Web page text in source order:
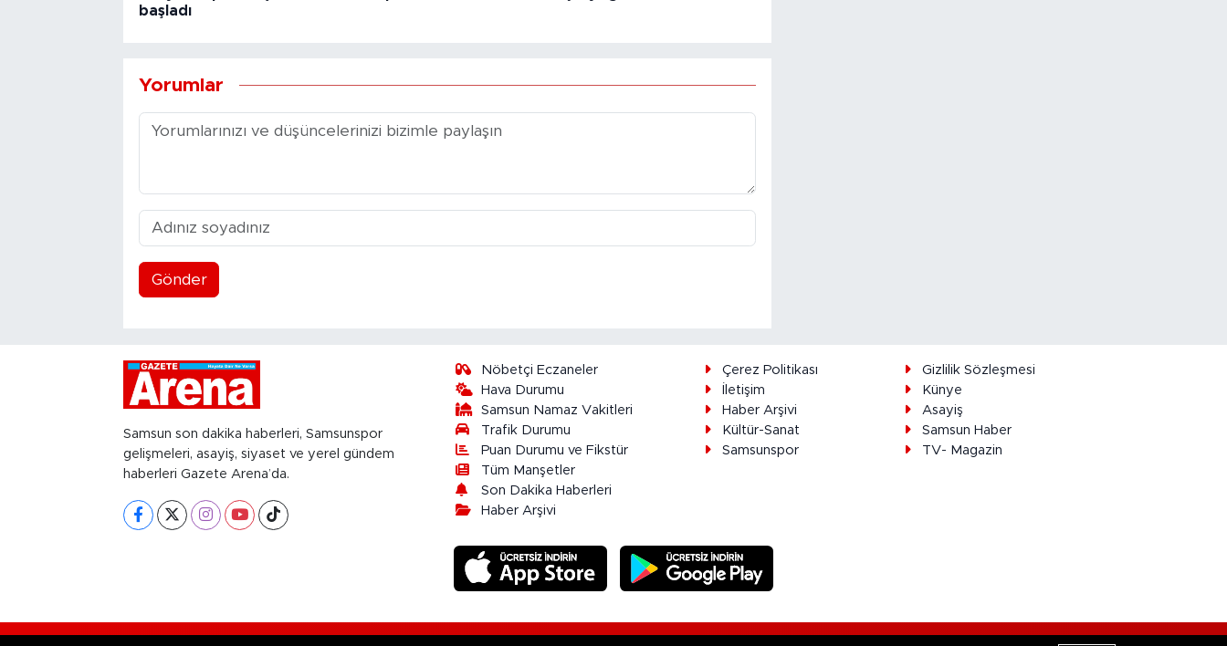
başladı
Yorumlar
Gönder
Samsun son dakika haberleri, Samsunspor
gelişmeleri, asayiş, siyaset ve yerel gündem
haberleri Gazete Arena’da.
Nöbetçi Eczaneler
Hava Durumu
Samsun Namaz Vakitleri
Trafik Durumu
Puan Durumu ve Fikstür
Tüm Manşetler
Son Dakika Haberleri
Haber Arşivi
Çerez Politikası
Gizlilik Sözleşmesi
İletişim
Künye
Haber Arşivi
Asayiş
Kültür-Sanat
Samsun Haber
Samsunspor
TV- Magazin